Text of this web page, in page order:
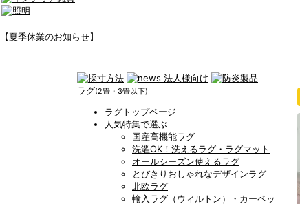
【夏季休業のお知らせ】
ラグ(2畳・3畳以下)
ラグトップページ
人気特集で選ぶ
国産高機能ラグ
洗濯OK！洗えるラグ・ラグマット
オールシーズン使えるラグ
とびきりおしゃれなデザインラグ
北欧ラグ
輸入ラグ（ウィルトン）・カーペッ